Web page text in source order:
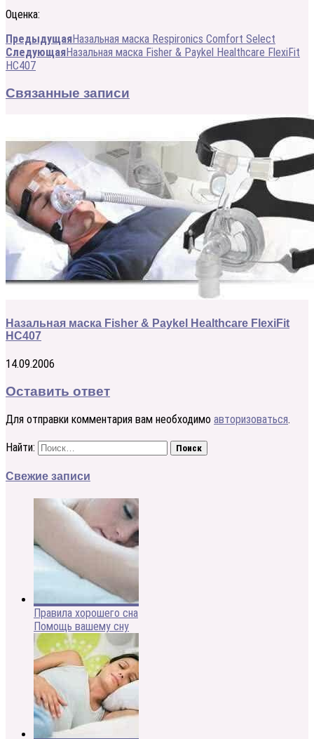
Оценка:
ПредыдущаяНазальная маска Respironics Comfort Select
СледующаяНазальная маска Fisher & Paykel Healthcare FlexiFit
HC407
Связанные записи
Назальная маска Fisher & Paykel Healthcare FlexiFit
HC407
14.09.2006
Оставить ответ
Для отправки комментария вам необходимо авторизоваться.
Найти:
Свежие записи
Правила хорошего сна
Помощь вашему сну